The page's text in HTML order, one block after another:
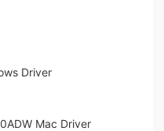
Driver
Mac Driver